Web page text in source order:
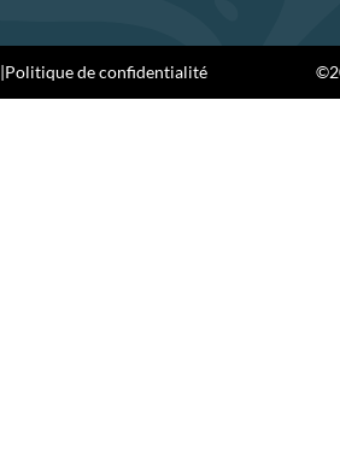
|Politique de confidentialité